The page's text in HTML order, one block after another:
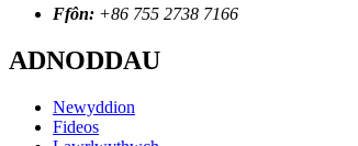
Ffôn: +86 755 2738 7166
ADNODDAU
Newyddion
Fideos